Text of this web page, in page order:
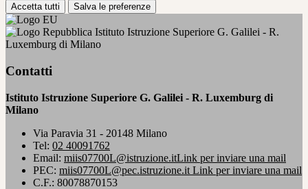
Accetta tutti Salva le preferenze
Istituto Istruzione Superiore G. Galilei - R.
Luxemburg di Milano
Contatti
Istituto Istruzione Superiore G. Galilei - R. Luxemburg di
Milano
Via Paravia 31 - 20148 Milano
Tel: 02 40091762
Email: miis07700L@istruzione.itLink per inviare una mail
PEC: miis07700L@pec.istruzione.it Link per inviare una mail
C.F.: 80078870153